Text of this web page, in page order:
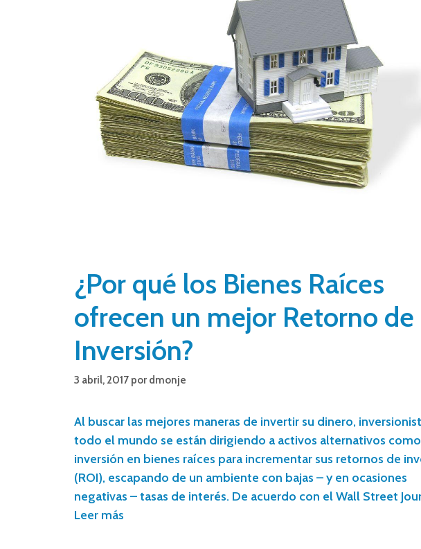
¿Por qué los Bienes Raíces
ofrecen un mejor Retorno de
Inversión?
3 abril, 2017 por dmonje
Al buscar las mejores maneras de invertir su dinero,
todo el mundo se están dirigiendo a activos alternativos
inversión en bienes raíces para incrementar sus retornos de
(ROI), escapando de un ambiente con bajas – y en ocasiones
negativas – tasas de interés. De acuerdo con el Wall Street
Leer más